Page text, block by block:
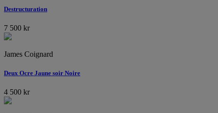
Destructuration
7 500 kr
James Coignard
Deux Ocre Jaune soir Noire
4 500 kr